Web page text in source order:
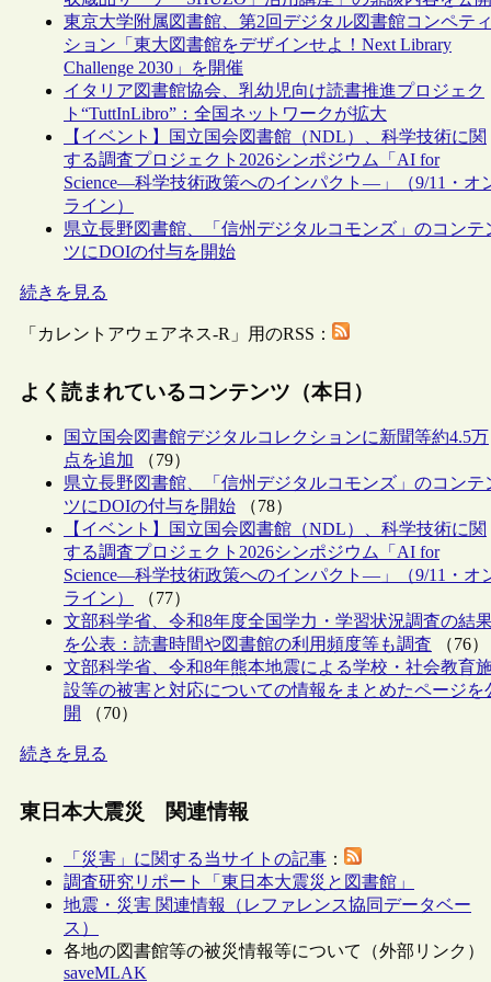
東京大学附属図書館、第2回デジタル図書館コンペティ
ション「東大図書館をデザインせよ！Next Library
Challenge 2030」を開催
イタリア図書館協会、乳幼児向け読書推進プロジェク
ト“TuttInLibro”：全国ネットワークが拡大
【イベント】国立国会図書館（NDL）、科学技術に関
する調査プロジェクト2026シンポジウム「AI for
Science―科学技術政策へのインパクト―」（9/11・オ
ライン）
県立長野図書館、「信州デジタルコモンズ」のコンテ
ツにDOIの付与を開始
続きを見る
「カレントアウェアネス-R」用のRSS：
よく読まれているコンテンツ（本日）
国立国会図書館デジタルコレクションに新聞等約4.5万
点を追加 （79）
県立長野図書館、「信州デジタルコモンズ」のコンテ
ツにDOIの付与を開始 （78）
【イベント】国立国会図書館（NDL）、科学技術に関
する調査プロジェクト2026シンポジウム「AI for
Science―科学技術政策へのインパクト―」（9/11・オ
ライン）
（77）
文部科学省、令和8年度全国学力・学習状況調査の結
を公表：読書時間や図書館の利用頻度等も調査 （76）
文部科学省、令和8年熊本地震による学校・社会教育
設等の被害と対応についての情報をまとめたページを
開
（70）
続きを見る
東日本大震災 関連情報
「災害」に関する当サイトの記事 ：
調査研究リポート「東日本大震災と図書館」
地震・災害 関連情報（レファレンス協同データベー
ス）
各地の図書館等の被災情報等について（外部リンク）
saveMLAK